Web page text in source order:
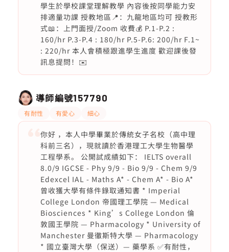
學生於學校課堂理解教學 內容後按同學能力安
排適量功課 授教地區📍：九龍地區均可 授教形
式📖：上門面授/Zoom 收費💰 P.1-P.2 :
160/hr P.3-P.4 : 180/hr P.5-P.6: 200/hr F.1~
: 220/hr 本人會積極跟進學生進度 歡迎課後發
訊息提問！✉️
導師編號157790
有耐性 有愛心 細心
你好 ，本人中學畢業於傳統女子名校（高中理
科前三名），現就讀於香港理工大學生物醫學
工程學系。 公開試成績如下： IELTS overall
8.0/9 IGCSE - Phy 9/9 - Bio 9/9 - Chem 9/9
Edexcel IAL - Maths A* - Chem A* - Bio A*
曾收獲大學有條件錄取通知書 * Imperial
College London 帝國理工學院 — Medical
Biosciences * King’s College London 倫
敦國王學院 — Pharmacology * University of
Manchester 曼徹斯特大學 — Pharmacology
* 國立臺灣大學（保送）— 藥學系 ✅有耐性，